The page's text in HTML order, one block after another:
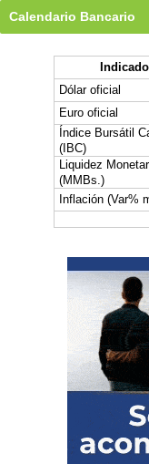
Calendario Bancario
Dólar oficial
Euro oficial
Índice Bursátil
(IBC)
Liquidez
(MMBs.)
Inflación (Var%